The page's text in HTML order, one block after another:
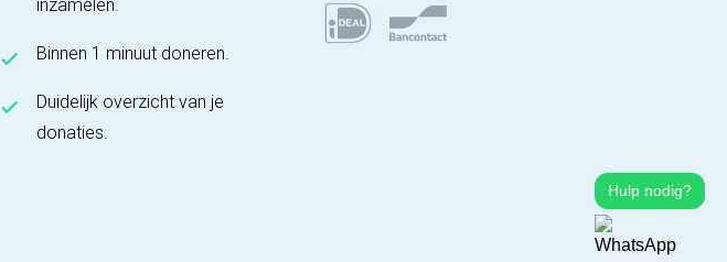
inzamelen.
Binnen 1 minuut doneren.
Duidelijk overzicht van je
donaties.
Hulp nodig?